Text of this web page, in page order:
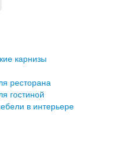
карнизы
ресторана
гостиной
в интерьере